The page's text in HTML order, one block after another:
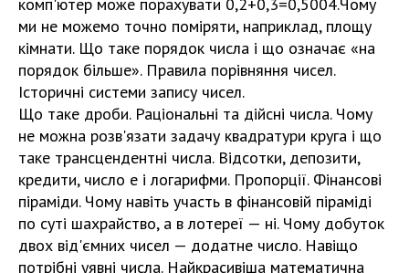
ми не можемо точно поміряти, наприклад, площу
кімнати. Що таке порядок числа і що означає «на
порядок більше». Правила порівняння чисел.
Історичні системи запису чисел.
Що таке дроби. Раціональні та дійсні числа. Чому
не можна розв'язати задачу квадратури круга і що
таке трансцендентні числа. Відсотки, депозити,
кредити, число е і логарифми. Пропорції. Фінансові
піраміди. Чому навіть участь в фінансовій піраміді
по суті шахрайство, а в лотереї — ні. Чому добуток
двох від'ємних чисел — додатне число. Навіщо
потрібні уявні числа. Найкрасивіша математична